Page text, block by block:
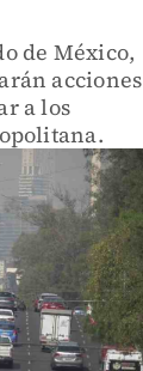
de México,
acciones
a los